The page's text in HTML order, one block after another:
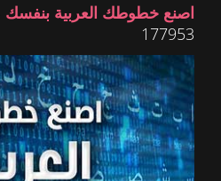
اصنع خطوطك العربية بنفسك
177953